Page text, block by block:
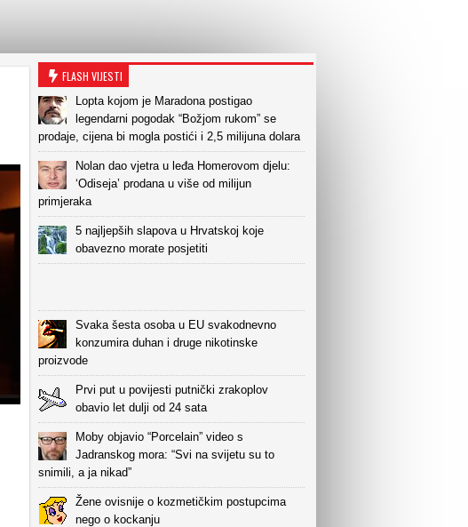
FLASH VIJESTI
Lopta kojom je Maradona postigao
legendarni pogodak “Božjom rukom” se
prodaje, cijena bi mogla postići i 2,5 milijuna dolara
Nolan dao vjetra u leđa Homerovom djelu:
‘Odiseja’ prodana u više od milijun
primjeraka
5 najljepših slapova u Hrvatskoj koje
obavezno morate posjetiti
Svaka šesta osoba u EU svakodnevno
konzumira duhan i druge nikotinske
proizvode
Prvi put u povijesti putnički zrakoplov
obavio let dulji od 24 sata
Moby objavio “Porcelain” video s
Jadranskog mora: “Svi na svijetu su to
snimili, a ja nikad”
Žene ovisnije o kozmetičkim postupcima
nego o kockanju